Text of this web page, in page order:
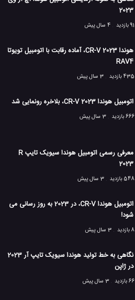
2023
91 بازدید
4 سال پیش
هوندا CR-V 2023، آماده رقابت با اتومبیل تویوتا
RAV4
435 بازدید
3 سال پیش
اتومبیل هوندا CR-V 2023، بلاخره رونمایی شد
666 بازدید 3 سال پیش
معرفی رسمی اتومبیل هوندا سیویک تایپ R
2023
548 بازدید
3 سال پیش
اتومبیل هوندا CR-V، در 2023 به روز رسانی می
شود!
8 بازدید
3 سال پیش
نگاهی به خط تولید هوندا سیویک تایپ آر 2023
در ژاپن
66 بازدید
3 سال پیش